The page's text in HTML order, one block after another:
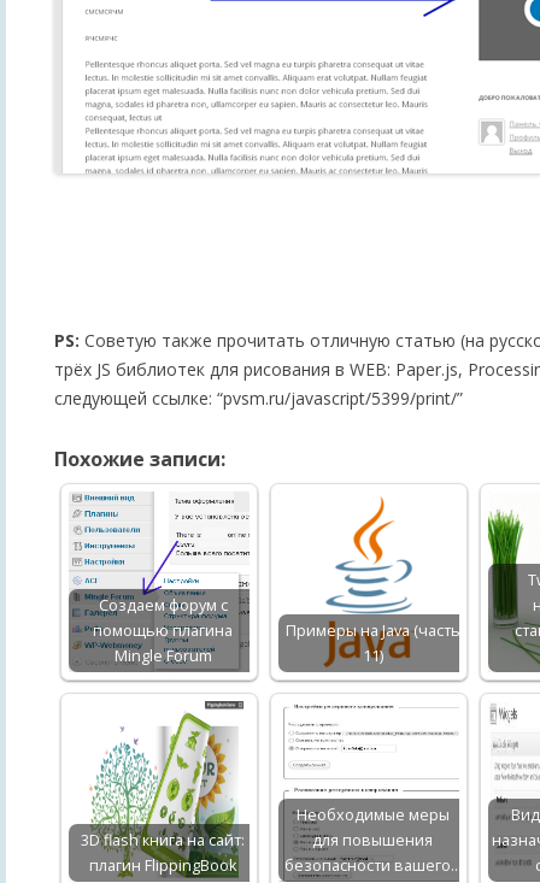
PS: Советую также прочитать отличную статью (на
трёх JS библиотек для рисования в WEB: Paper.js,
следующей ссылке: “pvsm.ru/javascript/5399/print/”
Похожие записи:
Создаем форум с
помощью плагина
Mingle Forum
Примеры на Java (часть
11)
3D flash книга на сайт:
плагин FlippingBook
Необходимые меры
для повышения
безопасности вашего…